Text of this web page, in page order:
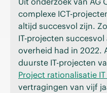
complexe ICT-
altijd succesvol zijn.
IT-projecten succesvol
overheid had in 2022.
duurste IT-projecten
Project rationalisatie
vertragingen van vijf